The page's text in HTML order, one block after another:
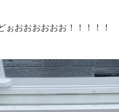
おおおおおお！！！！！